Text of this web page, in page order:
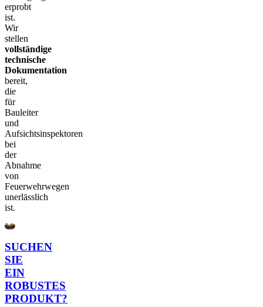
erprobt
ist.
Wir
stellen
vollständige
technische
Dokumentation
bereit,
die
für
Bauleiter
und
Aufsichtsinspektoren
bei
der
Abnahme
von
Feuerwehrwegen
unerlässlich
ist.
SUCHEN
SIE
EIN
ROBUSTES
PRODUKT?